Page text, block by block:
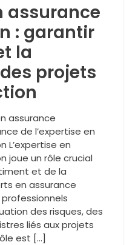
assurance
: garantir
la
projets
assurance
de l’expertise en
L’expertise en
joue un rôle crucial
et de la
en assurance
des risques, des
liés aux projets
est […]